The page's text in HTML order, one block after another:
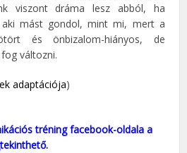
viszont dráma lesz abból, ha
aki mást gondol, mint mi, mert a
és önbizalom-hiányos, de
változni.
adaptációja)
tréning facebook-oldala a